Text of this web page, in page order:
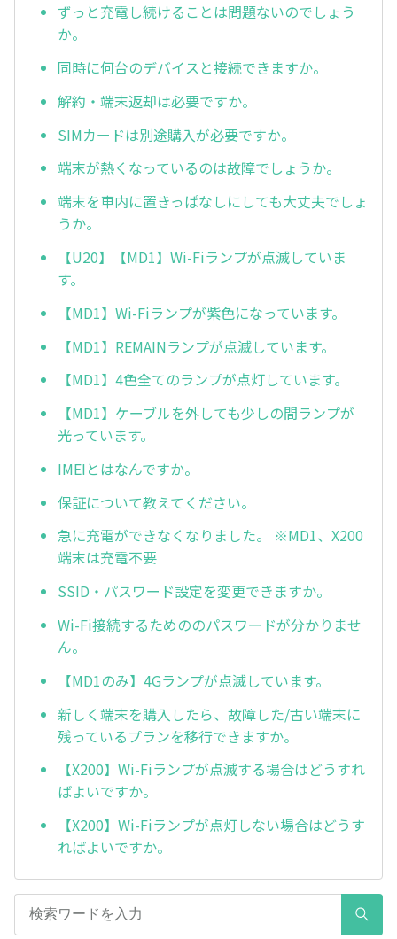
ずっと充電し続けることは問題ないのでしょう
か。
同時に何台のデバイスと接続できますか。
解約・端末返却は必要ですか。
SIMカードは別途購入が必要ですか。
端末が熱くなっているのは故障でしょうか。
端末を車内に置きっぱなしにしても大丈夫でしょ
うか。
【U20】【MD1】Wi-Fiランプが点滅していま
す。
【MD1】Wi-Fiランプが紫色になっています。
【MD1】REMAINランプが点滅しています。
【MD1】4色全てのランプが点灯しています。
【MD1】ケーブルを外しても少しの間ランプが
光っています。
IMEIとはなんですか。
保証について教えてください。
急に充電ができなくなりました。 ※MD1、X200
端末は充電不要
SSID・パスワード設定を変更できますか。
Wi-Fi接続するためののパスワードが分かりませ
ん。
【MD1のみ】4Gランプが点滅しています。
新しく端末を購入したら、故障した/古い端末に
残っているプランを移行できますか。
【X200】Wi-Fiランプが点滅する場合はどうすれ
ばよいですか。
【X200】Wi-Fiランプが点灯しない場合はどうす
ればよいですか。